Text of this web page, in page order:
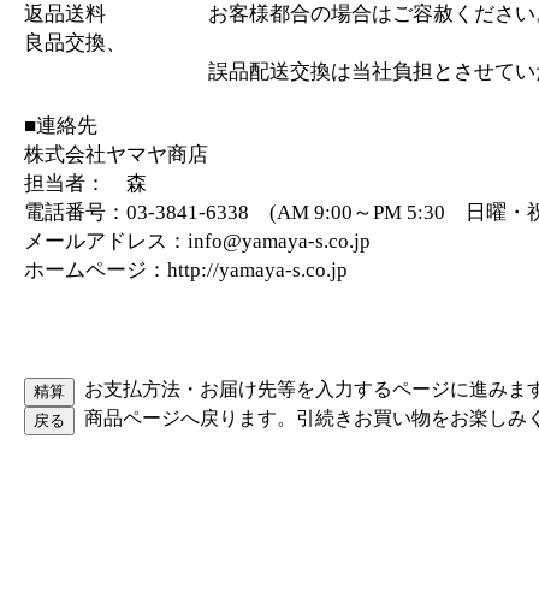
返品送料 お客様都合の場合はご容赦ください
良品交換、
誤品配送交換は当社負担とさせていた
■連絡先
株式会社ヤマヤ商店
担当者： 森
電話番号：03-3841-6338 (AM 9:00～PM 5:30 日曜・
メールアドレス：info@yamaya-s.co.jp
ホームページ：http://yamaya-s.co.jp
お支払方法・お届け先等を入力するページに進みま
商品ページへ戻ります。引続きお買い物をお楽しみ